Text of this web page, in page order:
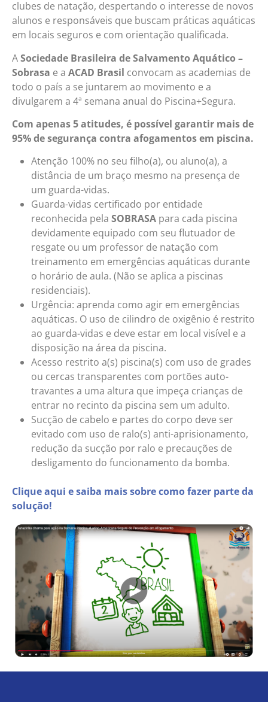
clubes de natação, despertando o interesse de novos
alunos e responsáveis que buscam práticas aquáticas
em locais seguros e com orientação qualificada.
ASociedade Brasileira de Salvamento Aquático –
Sobrasa e a ACAD Brasil convocam as academias de
todo o país a se juntarem ao movimento e a
divulgarem a 4ª semana anual do Piscina+Segura.
Com apenas 5 atitudes, é possível garantir mais de
95% de segurança contra afogamentos em piscina.
Atenção 100% no seu filho(a), ou aluno(a), a
distância de um braço mesmo na presença de
um guarda-vidas.
Guarda-vidas certificado por entidade
reconhecida pela SOBRASA para cada piscina
devidamente equipado com seu flutuador de
resgate ou um professor de natação com
treinamento em emergências aquáticas durante
o horário de aula. (Não se aplica a piscinas
residenciais).
Urgência: aprenda como agir em emergências
aquáticas. O uso de cilindro de oxigênio é restrito
ao guarda-vidas e deve estar em local visível e a
disposição na área da piscina.
Acesso restrito a(s) piscina(s) com uso de grades
ou cercas transparentes com portões auto-
travantes a uma altura que impeça crianças de
entrar no recinto da piscina sem um adulto.
Sucção de cabelo e partes do corpo deve ser
evitado com uso de ralo(s) anti-aprisionamento,
redução da sucção por ralo e precauções de
desligamento do funcionamento da bomba.
Clique aqui e saiba mais sobre como fazer parte da
solução!